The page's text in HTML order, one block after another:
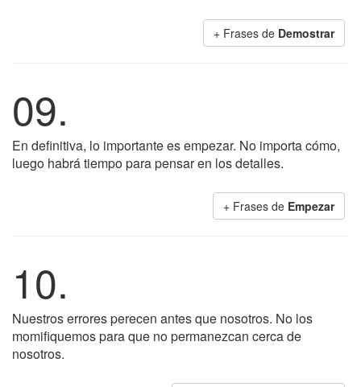
+ Frases de Demostrar
09.
En definitiva, lo importante es empezar. No importa cómo,
luego habrá tiempo para pensar en los detalles.
+ Frases de Empezar
10.
Nuestros errores perecen antes que nosotros. No los
momifiquemos para que no permanezcan cerca de
nosotros.